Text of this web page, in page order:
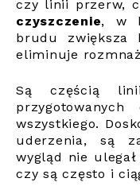
czy linii przerw,
czyszczenie, w
brudu zwiększa
eliminuje
Są częścią
wszystkiego.
uderzenia, są
wygląd nie
czy są często i